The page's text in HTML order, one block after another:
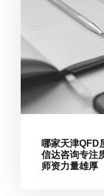
哪家天津QFD
信达咨询专注
师资力量雄厚